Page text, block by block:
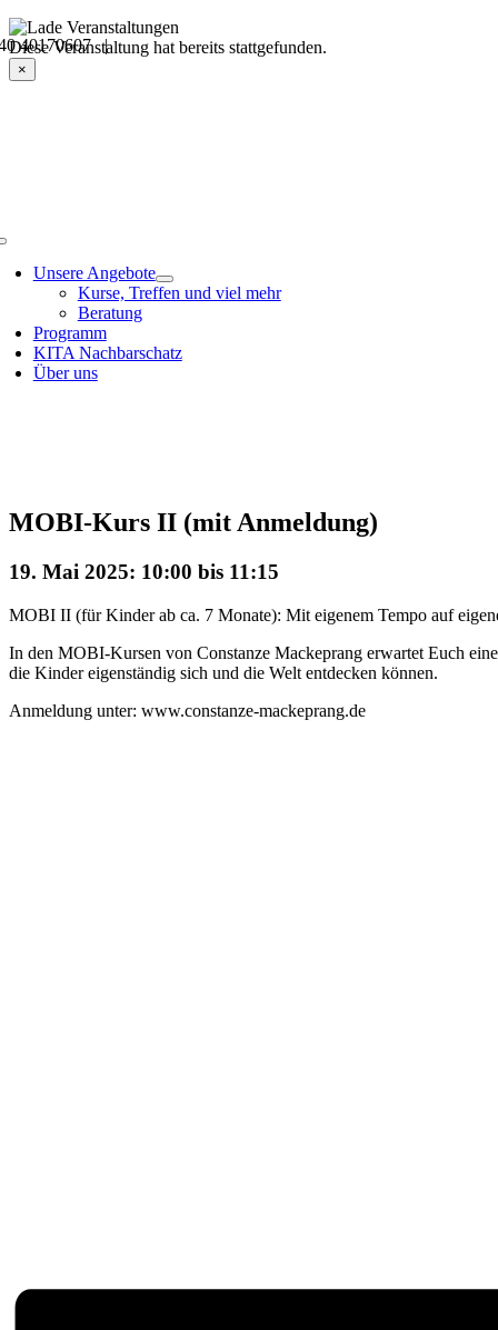
Skip
to
content
40170607 |
Unsere Angebote
Kurse, Treffen und viel mehr
Beratung
Programm
KITA Nachbarschatz
Über uns
Veranstaltungsdetails
Diese Veranstaltung hat bereits stattgefunden.
×
MOBI-Kurs II (mit Anmeldung)
19. Mai 2025: 10:00 bis 11:15
MOBI II (für Kinder ab ca. 7 Monate): Mit eigenem Tempo auf
In den MOBI-Kursen von Constanze Mackeprang erwartet Euch
die Kinder eigenständig sich und die Welt entdecken können.
Anmeldung unter: www.constanze-mackeprang.de